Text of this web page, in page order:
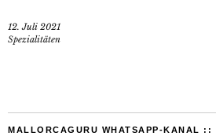
12. Juli 2021
Spezialitäten
MALLORCAGURU WHATSAPP-KANAL ::